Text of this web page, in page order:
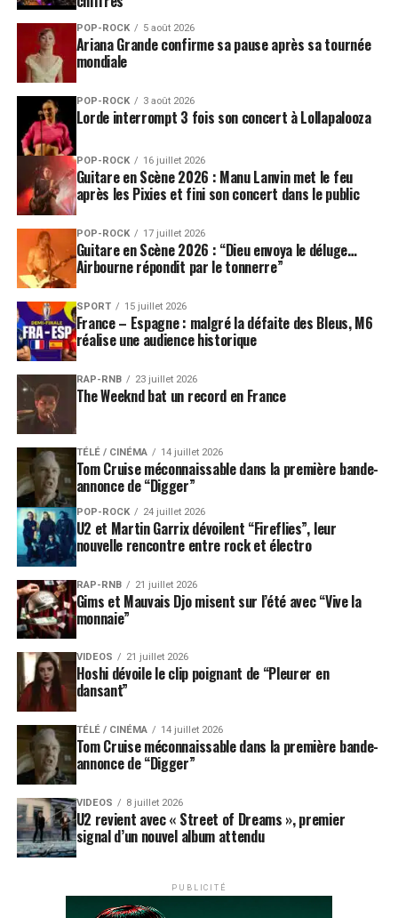
POP-ROCK 5 août 2026
Ariana Grande confirme sa pause après sa tournée
mondiale
POP-ROCK 3 août 2026
Lorde interrompt 3 fois son concert à Lollapalooza
POP-ROCK 16 juillet 2026
Guitare en Scène 2026 : Manu Lanvin met le feu
après les Pixies et fini son concert dans le public
POP-ROCK 17 juillet 2026
Guitare en Scène 2026 : “Dieu envoya le déluge…
Airbourne répondit par le tonnerre”
SPORT 15 juillet 2026
France – Espagne : malgré la défaite des Bleus, M6
réalise une audience historique
RAP-RNB 23 juillet 2026
The Weeknd bat un record en France
TÉLÉ / CINÉMA 14 juillet 2026
Tom Cruise méconnaissable dans la première bande-
annonce de “Digger”
POP-ROCK 24 juillet 2026
U2 et Martin Garrix dévoilent “Fireflies”, leur
nouvelle rencontre entre rock et électro
RAP-RNB 21 juillet 2026
Gims et Mauvais Djo misent sur l’été avec “Vive la
monnaie”
VIDEOS 21 juillet 2026
Hoshi dévoile le clip poignant de “Pleurer en
dansant”
TÉLÉ / CINÉMA 14 juillet 2026
Tom Cruise méconnaissable dans la première bande-
annonce de “Digger”
VIDEOS 8 juillet 2026
U2 revient avec « Street of Dreams », premier
signal d’un nouvel album attendu
PUBLICITÉ